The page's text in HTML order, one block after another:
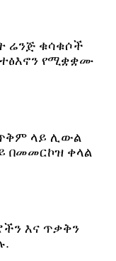
ሬንጅ ቁሳቁሶች
ተፅእኖን የሚቋቋሙ
ጥቅም ላይ ሊውል
በመመርኮዝ ቀላል
እና ጥቃቅን